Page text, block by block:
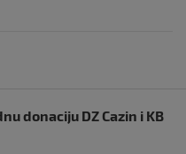
donaciju DZ Cazin i KB